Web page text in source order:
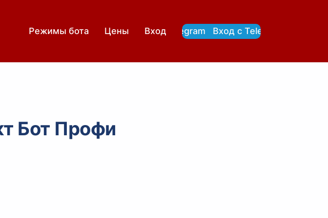
Режимы бота Цены Вход
Вход с Telegram Вход с Telegram
Бот Профи